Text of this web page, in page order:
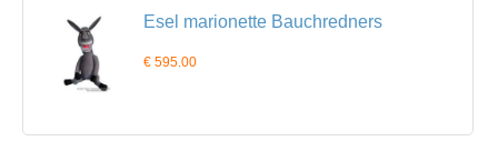
Esel marionette Bauchredners
€ 595.00